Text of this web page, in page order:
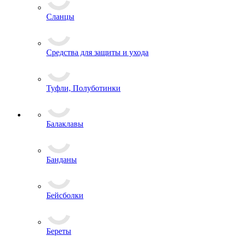
Сланцы
Средства для защиты и ухода
Туфли, Полуботинки
Балаклавы
Банданы
Бейсболки
Береты